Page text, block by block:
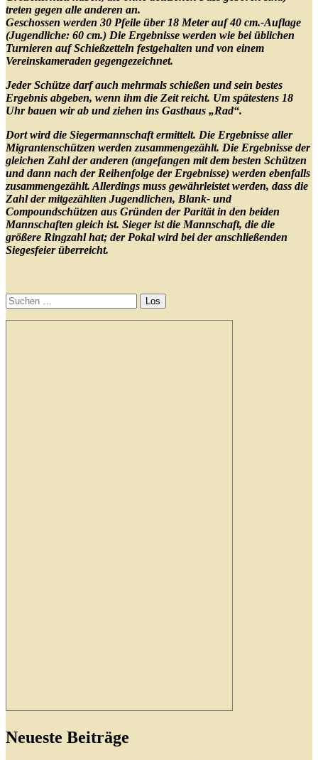
treten gegen alle anderen an.
Geschossen werden 30 Pfeile über 18 Meter auf 40 cm.-Auflage
(Jugendliche: 60 cm.) Die Ergebnisse werden wie bei üblichen
Turnieren auf Schießzetteln festgehalten und von einem
Vereinskameraden gegengezeichnet.
Jeder Schütze darf auch mehrmals schießen und sein bestes
Ergebnis abgeben, wenn ihm die Zeit reicht. Um spätestens 18
Uhr bauen wir ab und ziehen ins Gasthaus „Rad“.
Dort wird die Siegermannschaft ermittelt. Die Ergebnisse aller
Migrantenschützen werden zusammengezählt. Die Ergebnisse der
gleichen Zahlder anderen (angefangen mit dem besten Schützen
und dann nach der Reihenfolge der Ergebnisse) werden ebenfalls
zusammengezählt. Allerdings muss gewährleistet werden, dass die
Zahl der mitgezählten Jugendlichen, Blank- und
Compoundschützen aus Gründen der Parität in den beiden
Mannschaften gleich ist. Sieger ist die Mannschaft, die die
größere Ringzahl hat; der Pokal wird bei der anschließenden
Siegesfeier überreicht.
Seitenleiste
Suchen
nach:
Neueste Beiträge